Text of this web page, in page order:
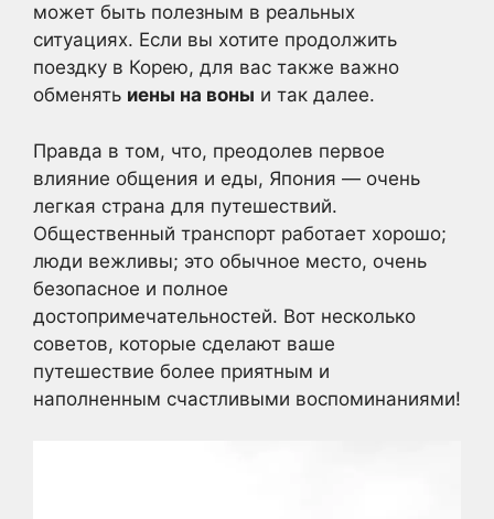
может быть полезным в реальных
ситуациях. Если вы хотите продолжить
поездку в Корею, для вас также важно
обменять иены на воны и так далее.
Правда в том, что, преодолев первое
влияние общения и еды, Япония — очень
легкая страна для путешествий.
Общественный транспорт работает хорошо;
люди вежливы; это обычное место, очень
безопасное и полное
достопримечательностей. Вот несколько
советов, которые сделают ваше
путешествие более приятным и
наполненным счастливыми воспоминаниями!